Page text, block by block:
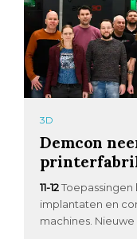
3D
Demcon
11-12
implantaten en
machines. Nieuwe